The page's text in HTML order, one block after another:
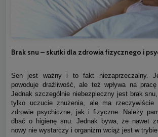
Brak snu – skutki dla zdrowia fizycznego i
Sen jest ważny i to fakt niezaprzeczalny.
powoduje drażliwość, ale też wpływa na pracę
Jednak szczególnie niebezpieczny jest brak
tylko uczucie znużenia, ale ma rzeczywiście
zdrowie psychiczne, jak i fizyczne. Należy
dbać o higienę snu. Jednak bywa, że nawet
nowy nie wystarczy i organizm wciąż jest w trybie